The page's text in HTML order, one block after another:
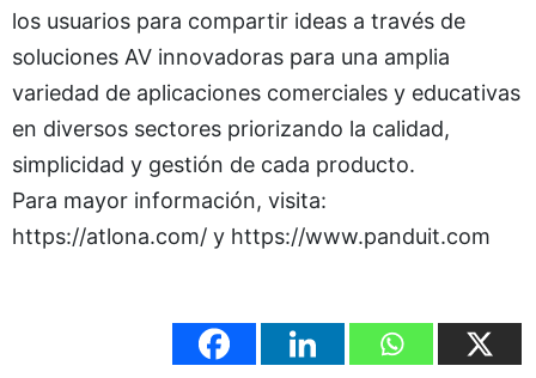
los usuarios para compartir ideas a través de
soluciones AV innovadoras para una amplia
variedad de aplicaciones comerciales y educativas
en diversos sectores priorizando la calidad,
simplicidad y gestión de cada producto.
Para mayor información, visita:
https://atlona.com/ y https://www.panduit.com